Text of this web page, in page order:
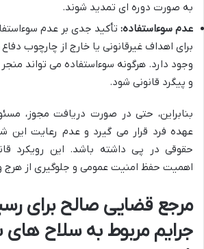
به صورت دوره ای تمدید شوند.
عدم سوءاستفاده: تأکید جدی بر عدم
برای اهداف غیرقانونی یا خارج از چارچوب
وجود دارد. هرگونه سوءاستفاده می تواند
و پیگرد قانونی شود.
بنابراین، حتی در صورت دریافت مجوز،
عهده فرد قرار می گیرد و عدم رعایت این
حقوقی در پی داشته باشد. این رویکرد
اهمیت حفظ امنیت عمومی و جلوگیری از
مرجع قضایی صالح برای
جرایم مربوط به سلاح های